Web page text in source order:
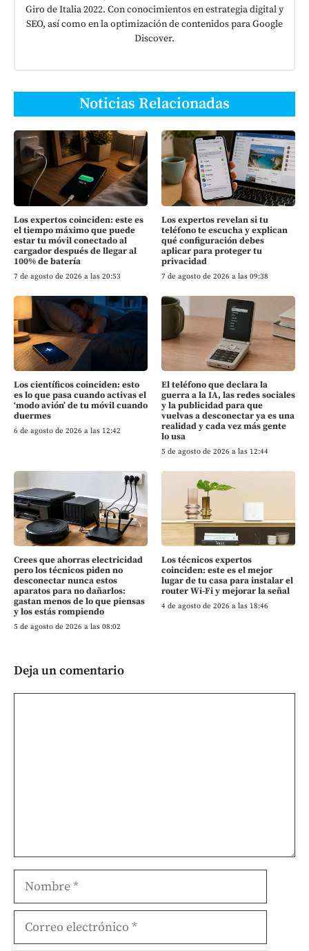
Giro de Italia 2022. Con conocimientos en estrategia digital y
SEO, así como en la optimización de contenidos para Google
Discover.
Noticias Relacionadas
Los expertos coinciden: este es
el tiempo máximo que puede
estar tu móvil conectado al
cargador después de llegar al
100% de batería
7 de agosto de 2026 a las 20:53
Los expertos revelan si tu
teléfono te escucha y explican
qué configuración debes
aplicar para proteger tu
privacidad
7 de agosto de 2026 a las 09:38
Los científicos coinciden: esto
es lo que pasa cuando activas el
‘modo avión’ de tu móvil cuando
duermes
6 de agosto de 2026 a las 12:42
El teléfono que declara la
guerra a la IA, las redes sociales
y la publicidad para que
vuelvas a desconectar ya es una
realidad y cada vez más gente
lo usa
5 de agosto de 2026 a las 12:44
Crees que ahorras electricidad
pero los técnicos piden no
desconectar nunca estos
aparatos para no dañarlos:
gastan menos de lo que piensas
y los estás rompiendo
5 de agosto de 2026 a las 08:02
Los técnicos expertos
coinciden: este es el mejor
lugar de tu casa para instalar el
router Wi-Fi y mejorar la señal
4 de agosto de 2026 a las 18:46
Deja un comentario
Nombre
Correo